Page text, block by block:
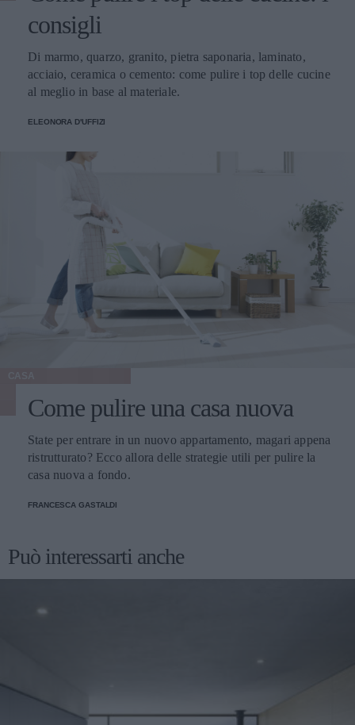
consigli
Di marmo, quarzo, granito, pietra saponaria, laminato,
acciaio, ceramica o cemento: come pulire i top delle cucine
al meglio in base al materiale.
ELEONORA D'UFFIZI
Come pulire una casa nuova
State per entrare in un nuovo appartamento, magari appena
ristrutturato? Ecco allora delle strategie utili per pulire la
casa nuova a fondo.
FRANCESCA GASTALDI
Può interessarti anche